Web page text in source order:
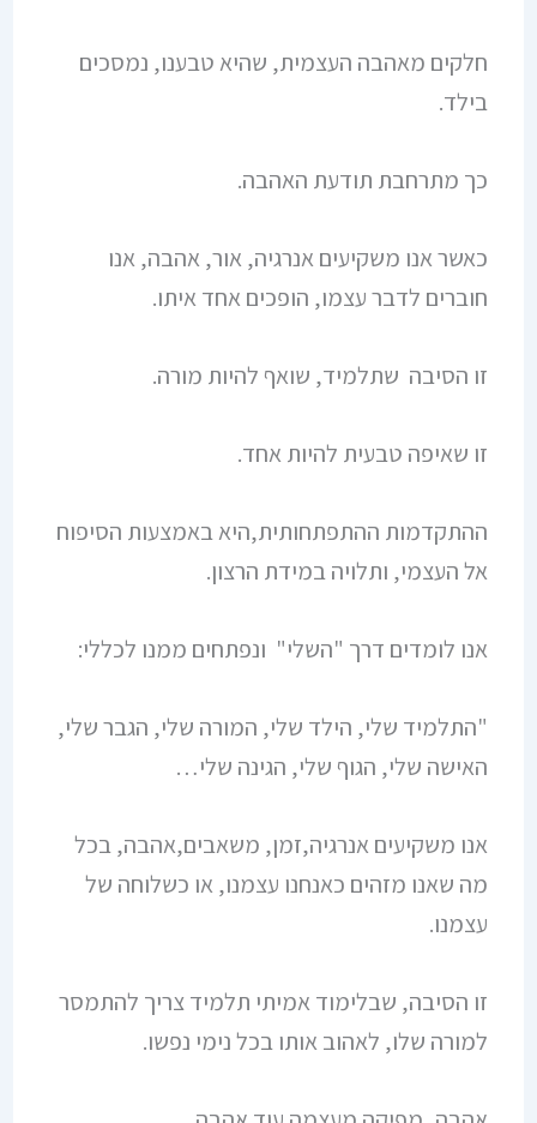
חלקים מאהבה העצמית, שהיא טבענו, נמסכים
בילד.
כך מתרחבת תודעת האהבה.
כאשר אנו משקיעים אנרגיה, אור, אהבה, אנו
חוברים לדבר עצמו, הופכים אחד איתו.
זו הסיבה שתלמיד, שואף להיות מורה.
זו שאיפה טבעית להיות אחד.
ההתקדמות ההתפתחותית,היא באמצעות הסיפוח
אל העצמי, ותלויה במידת הרצון.
אנו לומדים דרך "השלי" ונפתחים ממנו לכללי:
"התלמיד שלי, הילד שלי, המורה שלי, הגבר שלי,
האישה שלי, הגוף שלי, הגינה שלי…
אנו משקיעים אנרגיה,זמן, משאבים,אהבה, בכל
מה שאנו מזהים כאנחנו עצמנו, או כשלוחה של
עצמנו.
זו הסיבה, שבלימוד אמיתי תלמיד צריך להתמסר
למורה שלו, לאהוב אותו בכל נימי נפשו.